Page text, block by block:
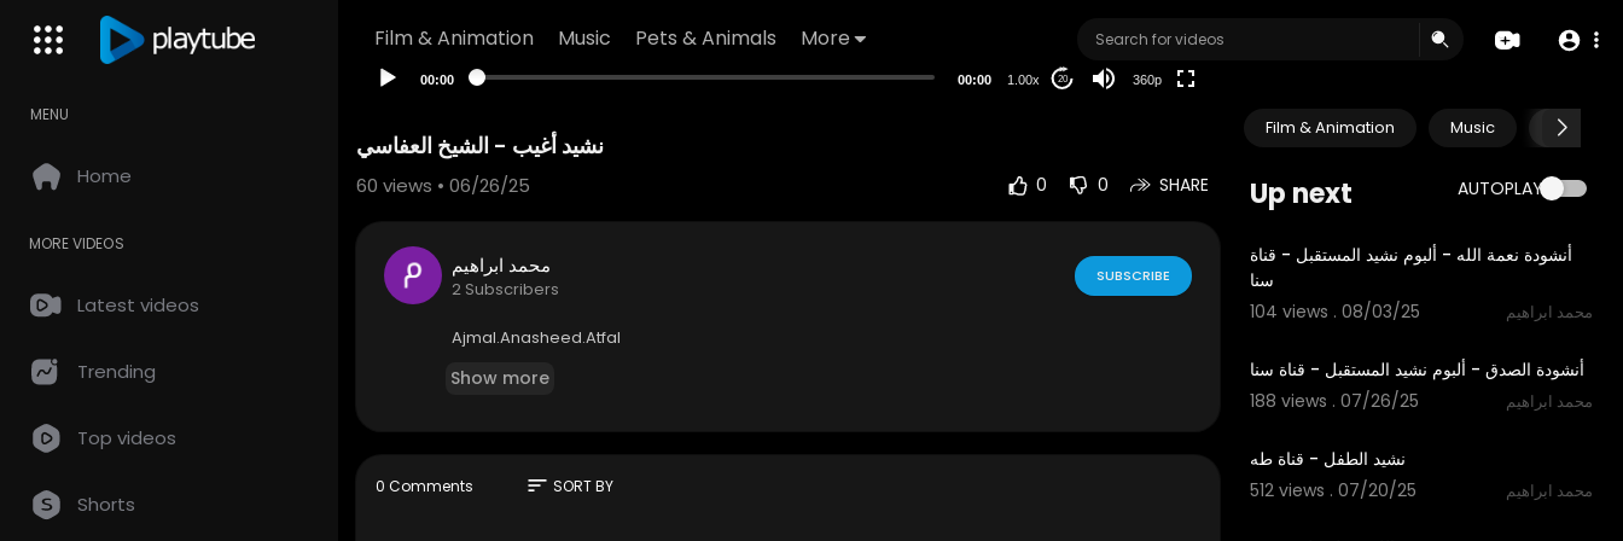
Film & Animation Music Pets & Animals More
MENU
Home
MORE VIDEOS
Latest videos
Trending
Top videos
Shorts
00:00 00:00 1.00x 20 360p
Film & Animation Music Pets &
Up next AUTOPLAY
أنشودة نعمة الله - ألبوم نشيد المستقبل - قناة
سنا
104 views . 08/03/25
محمد ابراهيم
أنشودة الصدق - ألبوم نشيد المستقبل - قناة سنا
188 views . 07/26/25
محمد ابراهيم
نشيد الطفل - قناة طه
512 views . 07/20/25
محمد ابراهيم
نشيد أغيب - الشيخ العفاسي
60 views • 06/26/25 0 0 SHARE
محمد ابراهيم
2 Subscribers
SUBSCRIBE
⁣⁣⁣Ajmal.Anasheed.Atfal
Show more
0 Comments sort SORT BY